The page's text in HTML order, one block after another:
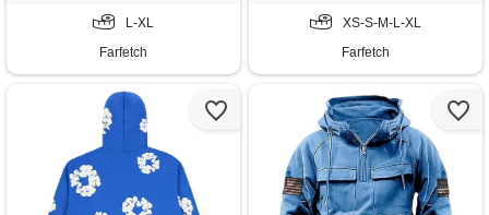
L-XL
Farfetch
XS-S-M-L-XL
Farfetch